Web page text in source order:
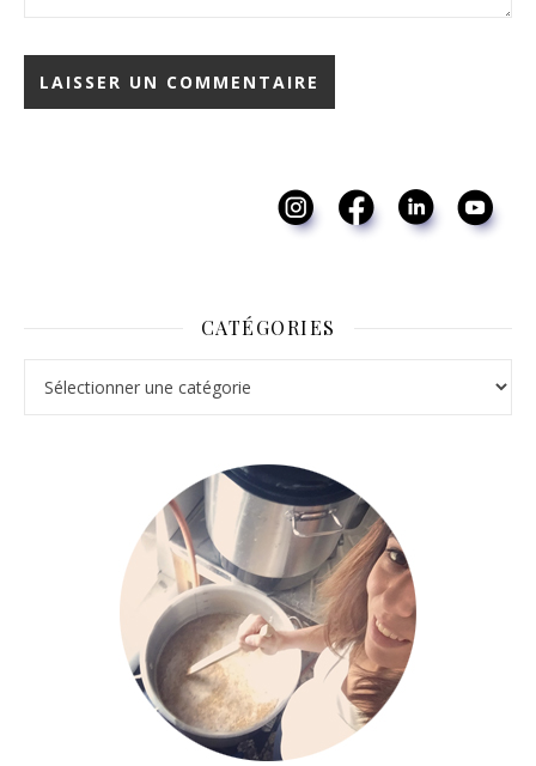
CATÉGORIES